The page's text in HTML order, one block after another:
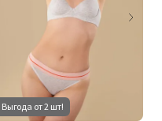
Выгода от 2 шт!